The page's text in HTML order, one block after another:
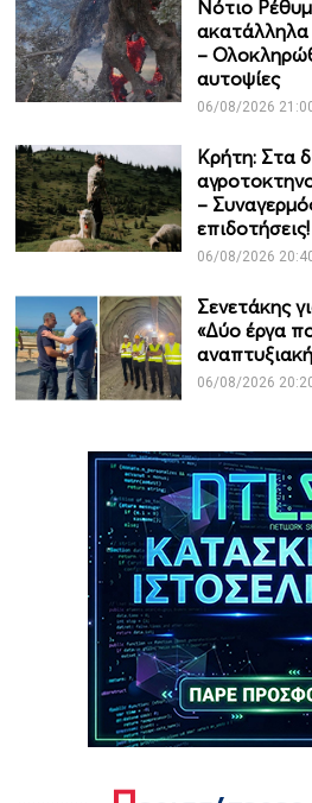
Νότιο
ακατάλληλα
–
αυτοψίες
06/08/2026
Κρήτη: Στα
–
επιδοτήσεις!
06/08/2026
Σενετάκης
«Δύο έργα
06/08/2026